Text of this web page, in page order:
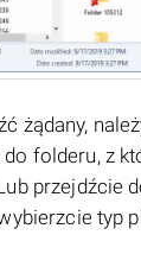
żądany,
folderu, z
przejdźcie
typ